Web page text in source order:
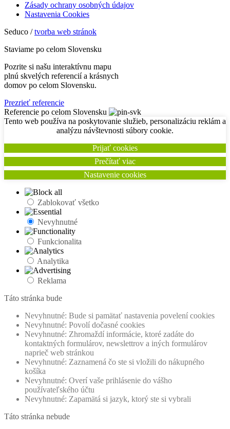
Zásady ochrany osobných údajov
Nastavenia Cookies
Seduco /tvorba web stránok
Staviame po celom Slovensku
Pozrite si našu interaktívnu mapu
plnú skvelých referencií a krásnych
domov po celom Slovensku.
Prezrieť referencie
Referencie po celom Slovensku
Tento web používa na poskytovanie služieb, personalizáciu reklám a
analýzu návštevnosti súbory cookie.
Prijať cookies
Prečítať viac
Nastavenie cookies
Zablokovať všetko
Nevyhnutné
Funkcionalita
Analytika
Reklama
Táto stránka bude
Nevyhnutné: Bude si pamätať nastavenia povelení cookies
Nevyhnutné: Povolí dočasné cookies
Nevyhnutné: Zhromaždí informácie, ktoré zadáte do
kontaktných formulárov, newslettrov a iných formulárov
naprieč web stránkou
Nevyhnutné: Zaznamená čo ste si vložili do nákupného
košíka
Nevyhnutné: Overí vaše prihlásenie do vášho
používateľského účtu
Nevyhnutné: Zapamätá si jazyk, ktorý ste si vybrali
Táto stránka nebude